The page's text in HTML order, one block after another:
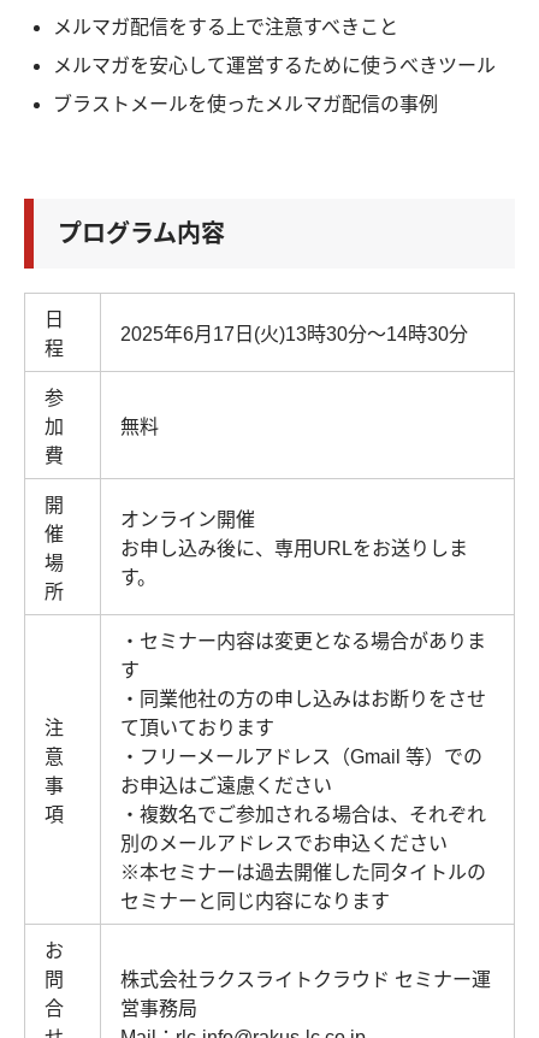
メルマガ配信をする上で注意すべきこと
メルマガを安心して運営するために使うべきツール
ブラストメールを使ったメルマガ配信の事例
プログラム内容
日
程
2025年6月17日(火)13時30分～14時30分
参
加
費
無料
開
催
場
所
オンライン開催
お申し込み後に、専用URLをお送りしま
す。
注
意
事
項
・セミナー内容は変更となる場合がありま
す
・同業他社の方の申し込みはお断りをさせ
て頂いております
・フリーメールアドレス（Gmail 等）での
お申込はご遠慮ください
・複数名でご参加される場合は、それぞれ
別のメールアドレスでお申込ください
※本セミナーは過去開催した同タイトルの
セミナーと同じ内容になります
お
問
合
株式会社ラクスライトクラウド セミナー運
営事務局